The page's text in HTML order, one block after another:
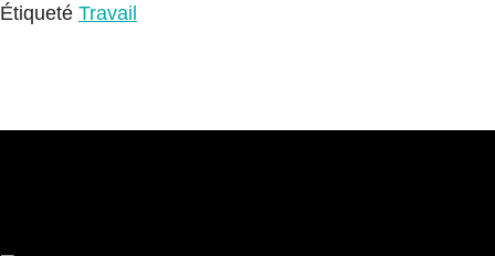
Étiqueté Travail